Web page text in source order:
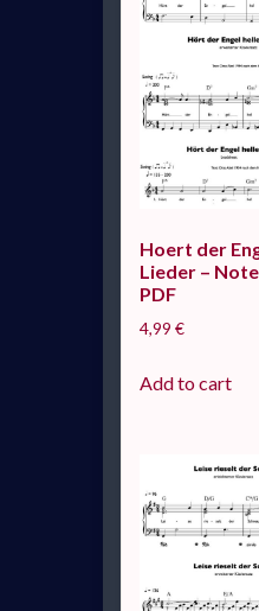
Hoert der
Lieder –
PDF
4,99 €
Add to cart